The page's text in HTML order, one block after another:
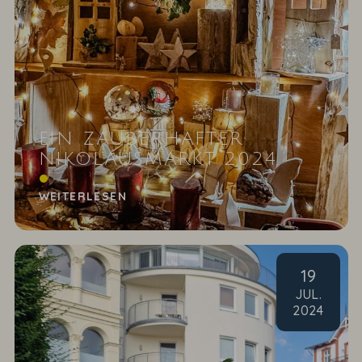
EIN ZAUBERHAFTER
NIKOLAUSMARKT 2024
Dank an unsere Aussteller und Gäste
WEITERLESEN
19
JUL.
2024